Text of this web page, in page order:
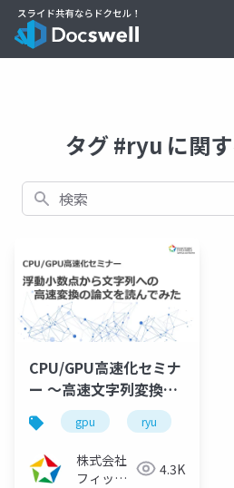
タグ #ryu に関
検索
CPU/GPU高速化セミナ
ー ～高速文字列変換ア
ルゴリズムの論文を読
んでみた～
（2023/02/01）
gpu ryu
株式会社
フィック
4.3K